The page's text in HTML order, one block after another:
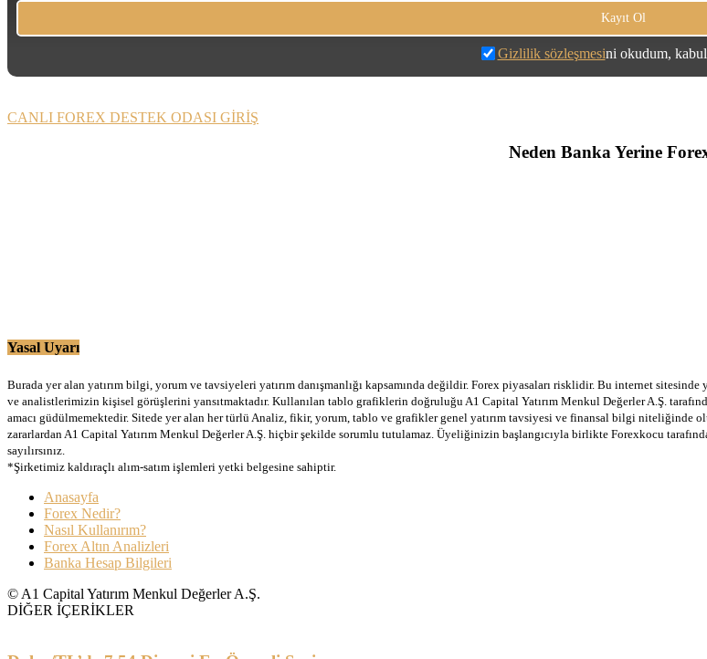
Gizlilik sözleşmesini okudum,
CANLI FOREX DESTEK ODASI GİRİŞ
Neden Banka Yerine
Yasal Uyarı
Burada yer alan yatırım bilgi, yorum ve tavsiyeleri yatırım danışmanlığı kapsamında değildir. Forex piyasaları risklidir. Bu internet
ve analistlerimizin kişisel görüşlerini yansıtmaktadır. Kullanılan tablo grafiklerin doğruluğu A1 Capital Yatırım Menkul Değerler A.Ş.
amacı güdülmemektedir. Sitede yer alan her türlü Analiz, fikir, yorum, tablo ve grafikler genel yatırım tavsiyesi ve finansal bilgi niteliğinde
zararlardan A1 Capital Yatırım Menkul Değerler A.Ş. hiçbir şekilde sorumlu tutulamaz. Üyeliğinizin başlangıcıyla birlikte Forexkocu
sayılırsınız.
*Şirketimiz kaldıraçlı alım-satım işlemleri yetki belgesine sahiptir.
Anasayfa
Forex Nedir?
Nasıl Kullanırım?
Forex Altın Analizleri
Banka Hesap Bilgileri
© A1 Capital Yatırım Menkul Değerler A.Ş.
DİĞER İÇERİKLER